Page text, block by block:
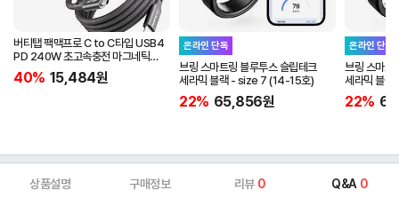
버티탭 팩맥프로 C to C타입 USB4
PD 240W 초고속충전 마그네틱
케이블 1m
40% 15,484원
온라인 단독
브링 스마트링 블루투스 슬립테크
세라믹 블랙 - size 7 (14-15호)
22% 65,856원
온라인 단독
브링 스마트
세라믹 블
22%
상품설명 구매정보 리뷰 0 Q&A 0